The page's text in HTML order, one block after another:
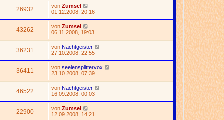
26932 von Zumsel
01.12.2008, 20:16
43262 von Zumsel
06.11.2008, 19:03
36231 von Nachtgeister
27.10.2008, 22:55
36411 von seelensplittervox
23.10.2008, 07:39
46522 von Nachtgeister
16.09.2008, 00:03
22900 von Zumsel
12.09.2008, 14:21